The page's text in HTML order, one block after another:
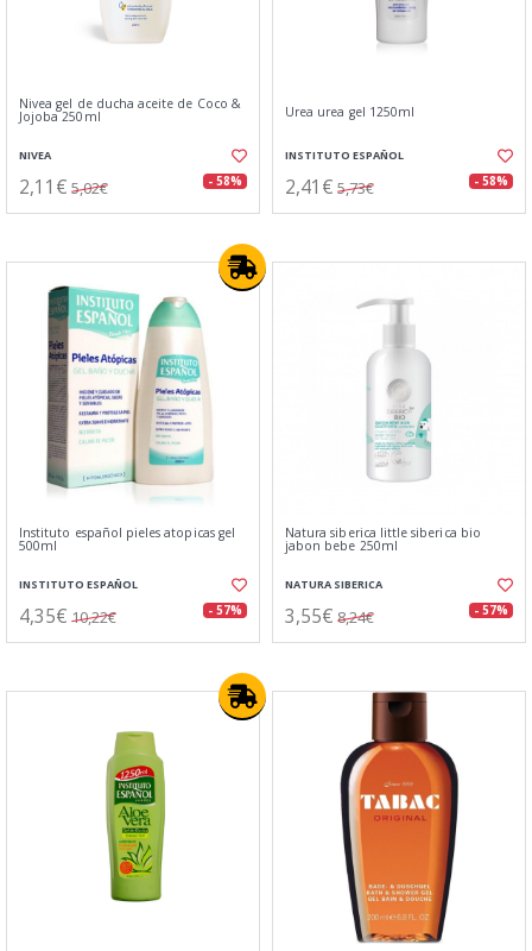
Nivea gel de ducha aceite de Coco &
Jojoba 250ml
NIVEA
2,11€ 5,02€ - 58%
Urea urea gel 1250ml
INSTITUTO ESPAÑOL
2,41€ 5,73€ - 58%
Instituto español pieles atopicas gel
500ml
INSTITUTO ESPAÑOL
4,35€ 10,22€ - 57%
Natura siberica little siberica bio
jabon bebe 250ml
NATURA SIBERICA
3,55€ 8,24€ - 57%